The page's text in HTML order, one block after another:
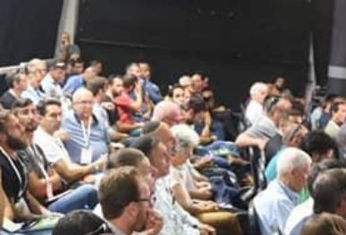
אנשי החקלאות אירועים נוספים מן התקשורת